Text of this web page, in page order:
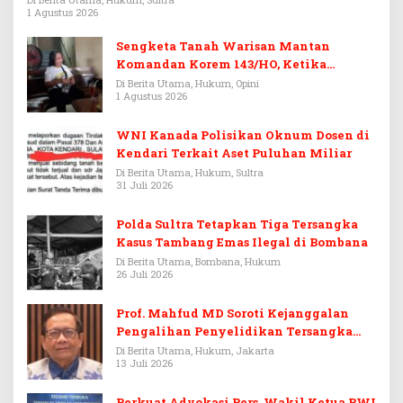
1 Agustus 2026
Sengketa Tanah Warisan Mantan
Komandan Korem 143/HO, Ketika
Warisan Menjadi Arena Pemerasan
Di Berita Utama, Hukum, Opini
1 Agustus 2026
WNI Kanada Polisikan Oknum Dosen di
Kendari Terkait Aset Puluhan Miliar
Di Berita Utama, Hukum, Sultra
31 Juli 2026
Polda Sultra Tetapkan Tiga Tersangka
Kasus Tambang Emas Ilegal di Bombana
Di Berita Utama, Bombana, Hukum
26 Juli 2026
Prof. Mahfud MD Soroti Kejanggalan
Pengalihan Penyelidikan Tersangka
Febrie Adriansyah
Di Berita Utama, Hukum, Jakarta
13 Juli 2026